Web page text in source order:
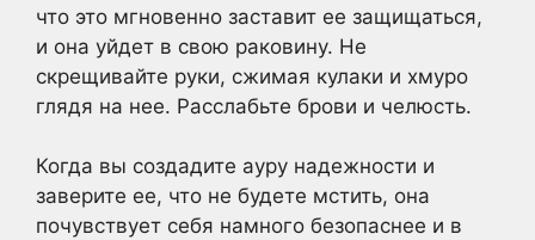
что это мгновенно заставит ее защищаться,
и она уйдет в свою раковину. Не
скрещивайте руки, сжимая кулаки и хмуро
глядя на нее. Расслабьте брови и челюсть.
Когда вы создадите ауру надежности и
заверите ее, что не будете мстить, она
почувствует себя намного безопаснее и в